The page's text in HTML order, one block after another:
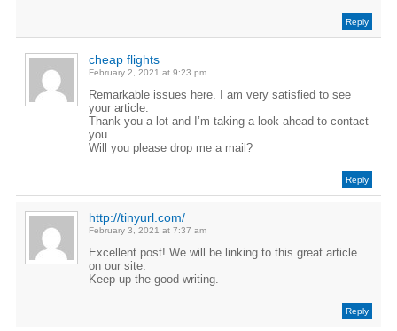
Reply
cheap flights
February 2, 2021 at 9:23 pm
Remarkable issues here. I am very satisfied to see
your article.
Thank you a lot and I’m taking a look ahead to contact
you.
Will you please drop me a mail?
Reply
http://tinyurl.com/
February 3, 2021 at 7:37 am
Excellent post! We will be linking to this great article
on our site.
Keep up the good writing.
Reply